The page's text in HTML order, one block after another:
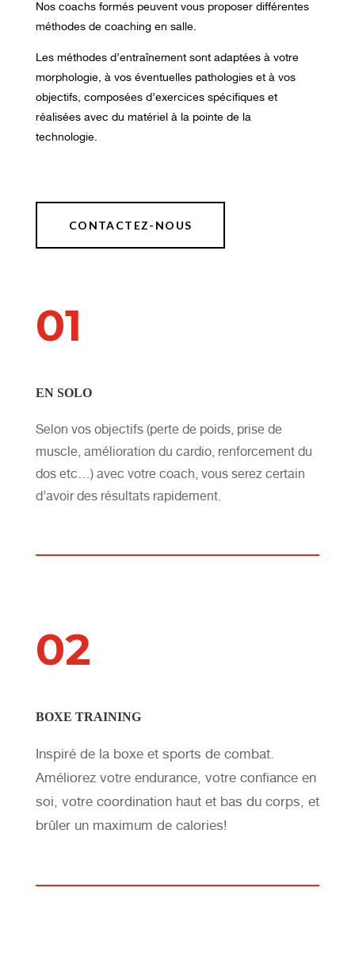
Nos coachs formés peuvent vous proposer différentes
méthodes de coaching en salle.
Les méthodes d’entraînement sont adaptées à votre
morphologie, à vos éventuelles pathologies et à vos
objectifs, composées d’exercices spécifiques et
réalisées avec du matériel à la pointe de la
technologie.
CONTACTEZ-NOUS
01
EN SOLO
Selon vos objectifs (perte de poids, prise de
muscle, amélioration du cardio, renforcement du
dos etc…) avec votre coach, vous serez certain
d’avoir des résultats rapidement.
02
BOXE TRAINING
Inspiré de la boxe et sports de combat.
Améliorez votre endurance, votre confiance en
soi, votre coordination haut et bas du corps, et
brûler un maximum de calories!